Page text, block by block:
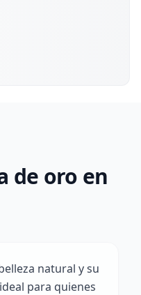
de oro en
natural y su
para quienes